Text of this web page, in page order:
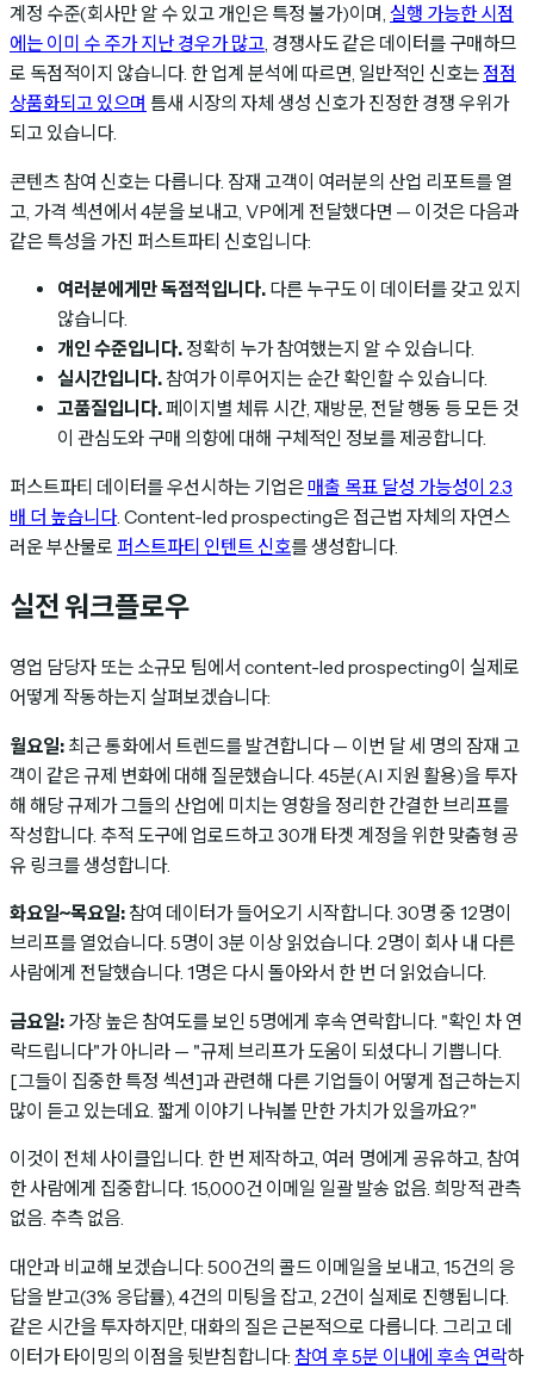
계정 수준(회사만 알 수 있고 개인은 특정 불가)이며, 실행 가능한 시점
에는 이미 수 주가 지난 경우가 많고, 경쟁사도 같은 데이터를 구매하므
로 독점적이지 않습니다. 한 업계 분석에 따르면, 일반적인 신호는 점점
상품화되고 있으며 틈새 시장의 자체 생성 신호가 진정한 경쟁 우위가
되고 있습니다.
콘텐츠 참여 신호는 다릅니다. 잠재 고객이 여러분의 산업 리포트를 열
고, 가격 섹션에서 4분을 보내고, VP에게 전달했다면 — 이것은 다음과
같은 특성을 가진 퍼스트파티 신호입니다:
여러분에게만 독점적입니다. 다른 누구도 이 데이터를 갖고 있지
않습니다.
개인 수준입니다. 정확히 누가 참여했는지 알 수 있습니다.
실시간입니다. 참여가 이루어지는 순간 확인할 수 있습니다.
고품질입니다.페이지별 체류 시간, 재방문, 전달 행동 등 모든 것
이 관심도와 구매 의향에 대해 구체적인 정보를 제공합니다.
퍼스트파티 데이터를 우선시하는 기업은 매출 목표 달성 가능성이 2.3
배 더 높습니다. Content-led prospecting은 접근법 자체의 자연스
러운 부산물로 퍼스트파티 인텐트 신호를 생성합니다.
실전 워크플로우
영업 담당자 또는 소규모 팀에서 content-led prospecting이 실제로
어떻게 작동하는지 살펴보겠습니다:
월요일: 최근 통화에서 트렌드를 발견합니다 — 이번 달 세 명의 잠재 고
객이 같은 규제 변화에 대해 질문했습니다. 45분(AI 지원 활용)을 투자
해 해당 규제가 그들의 산업에 미치는 영향을 정리한 간결한 브리프를
작성합니다. 추적 도구에 업로드하고 30개 타겟 계정을 위한 맞춤형 공
유 링크를 생성합니다.
화요일~목요일: 참여 데이터가 들어오기 시작합니다. 30명 중 12명이
브리프를 열었습니다. 5명이 3분 이상 읽었습니다. 2명이 회사 내 다른
사람에게 전달했습니다. 1명은 다시 돌아와서 한 번 더 읽었습니다.
금요일: 가장 높은 참여도를 보인 5명에게 후속 연락합니다. "확인 차 연
락드립니다"가 아니라 — "규제 브리프가 도움이 되셨다니 기쁩니다.
[그들이 집중한 특정 섹션]과 관련해 다른 기업들이 어떻게 접근하는지
많이 듣고 있는데요. 짧게 이야기 나눠볼 만한 가치가 있을까요?"
이것이 전체 사이클입니다. 한 번 제작하고, 여러 명에게 공유하고, 참여
한 사람에게 집중합니다. 15,000건 이메일 일괄 발송 없음. 희망적 관측
없음. 추측 없음.
대안과 비교해 보겠습니다: 500건의 콜드 이메일을 보내고, 15건의 응
답을 받고(3% 응답률), 4건의 미팅을 잡고, 2건이 실제로 진행됩니다.
같은 시간을 투자하지만, 대화의 질은 근본적으로 다릅니다. 그리고 데
이터가 타이밍의 이점을 뒷받침합니다: 참여 후 5분 이내에 후속 연락하